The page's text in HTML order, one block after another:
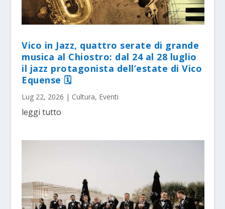
Vico in Jazz, quattro serate di grande
musica al Chiostro: dal 24 al 28 luglio
il jazz protagonista dell’estate di Vico
Equense 🗓
Lug 22, 2026 | Cultura, Eventi
leggi tutto